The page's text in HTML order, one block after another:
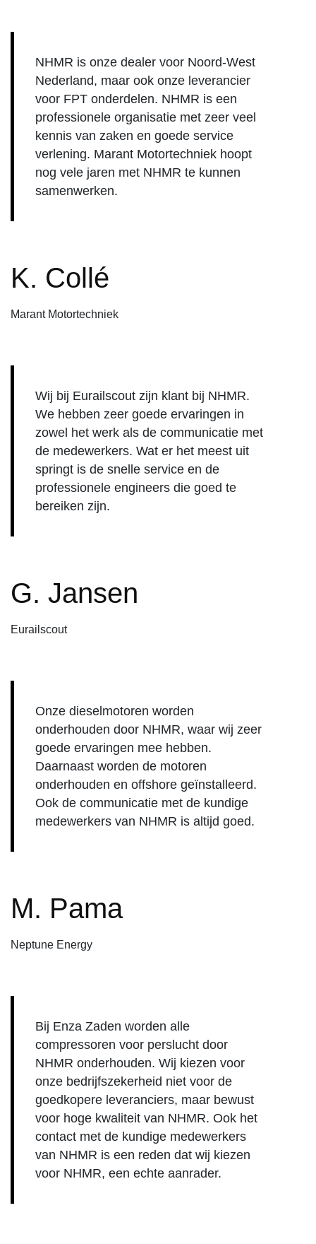
NHMR is onze dealer voor Noord-West
Nederland, maar ook onze leverancier
voor FPT onderdelen. NHMR is een
professionele organisatie met zeer veel
kennis van zaken en goede service
verlening. Marant Motortechniek hoopt
nog vele jaren met NHMR te kunnen
samenwerken.
K. Collé
Marant Motortechniek
Wij bij Eurailscout zijn klant bij NHMR.
We hebben zeer goede ervaringen in
zowel het werk als de communicatie met
de medewerkers. Wat er het meest uit
springt is de snelle service en de
professionele engineers die goed te
bereiken zijn.
G. Jansen
Eurailscout
Onze dieselmotoren worden
onderhouden door NHMR, waar wij zeer
goede ervaringen mee hebben.
Daarnaast worden de motoren
onderhouden en offshore geïnstalleerd.
Ook de communicatie met de kundige
medewerkers van NHMR is altijd goed.
M. Pama
Neptune Energy
Bij Enza Zaden worden alle
compressoren voor perslucht door
NHMR onderhouden. Wij kiezen voor
onze bedrijfszekerheid niet voor de
goedkopere leveranciers, maar bewust
voor hoge kwaliteit van NHMR. Ook het
contact met de kundige medewerkers
van NHMR is een reden dat wij kiezen
voor NHMR, een echte aanrader.